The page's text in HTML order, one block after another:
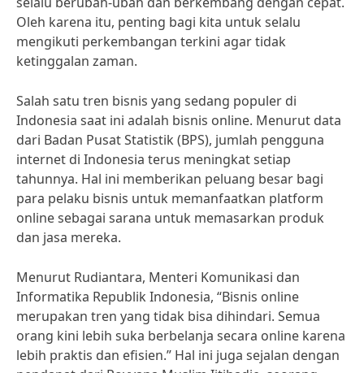
Oleh karena itu, penting bagi kita untuk selalu
mengikuti perkembangan terkini agar tidak
ketinggalan zaman.
Salah satu tren bisnis yang sedang populer di
Indonesia saat ini adalah bisnis online. Menurut data
dari Badan Pusat Statistik (BPS), jumlah pengguna
internet di Indonesia terus meningkat setiap
tahunnya. Hal ini memberikan peluang besar bagi
para pelaku bisnis untuk memanfaatkan platform
online sebagai sarana untuk memasarkan produk
dan jasa mereka.
Menurut Rudiantara, Menteri Komunikasi dan
Informatika Republik Indonesia, “Bisnis online
merupakan tren yang tidak bisa dihindari. Semua
orang kini lebih suka berbelanja secara online karena
lebih praktis dan efisien.” Hal ini juga sejalan dengan